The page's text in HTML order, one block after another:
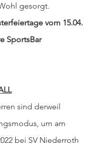
gesorgt.
vom 15.04.
SportsBar
sind derweil
um am
bei SV Niederroth